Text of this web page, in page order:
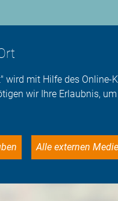
wird mit Hilfe des
wir Ihre Erlaubnis,
Alle externen